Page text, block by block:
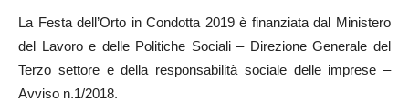
La Festa dell’Orto in Condotta 2019 è finanziata dal Ministero
del Lavoro e delle Politiche Sociali – Direzione Generale del
Terzo settore e della responsabilità sociale delle imprese –
Avviso n.1/2018.